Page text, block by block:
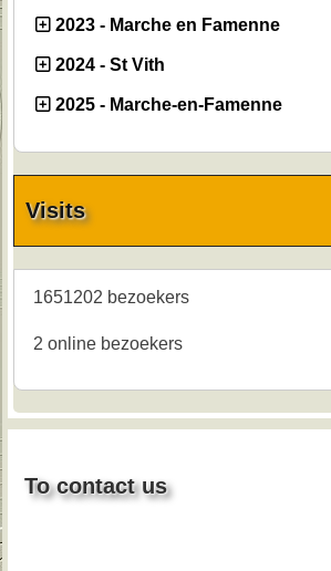
2023 - Marche en Famenne
2024 - St Vith
2025 - Marche-en-Famenne
Visits
1651202 bezoekers
2 online bezoekers
To contact us